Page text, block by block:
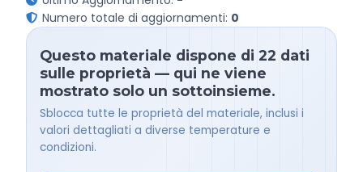
Numero totale di aggiornamenti: 0
Questo materiale dispone di 22 dati
sulle proprietà — qui ne viene
mostrato solo un sottoinsieme.
Sblocca tutte le proprietà del materiale, inclusi i
valori dettagliati a diverse temperature e
condizioni.